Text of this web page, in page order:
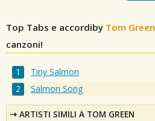
Top Tabs e accordiby Tom Green
canzoni!
Tiny Salmon
Salmon Song
ARTISTI SIMILI A TOM GREEN